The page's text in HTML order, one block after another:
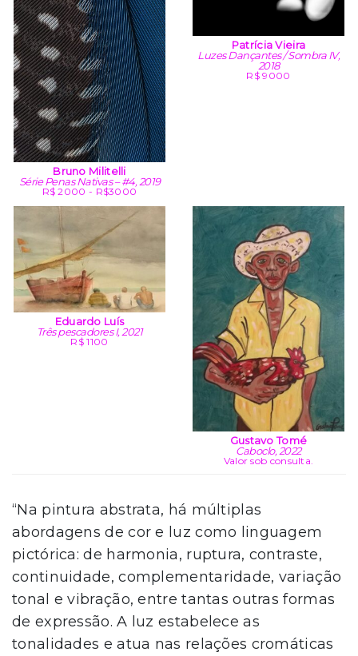
Bruno Militelli
Série Penas Nativas – #4, 2019
R$ 2000 - R$3000
Patrícia Vieira
Luzes Dançantes / Sombra IV,
2018
R$ 9000
Eduardo Luís
Três pescadores I, 2021
R$ 1100
Gustavo Tomé
Caboclo, 2022
Valor sob consulta.
“Na pintura abstrata, há múltiplas
abordagens de cor e luz como linguagem
pictórica: de harmonia, ruptura, contraste,
continuidade, complementaridade, variação
tonal e vibração, entre tantas outras formas
de expressão. A luz estabelece as
tonalidades e atua nas relações cromáticas